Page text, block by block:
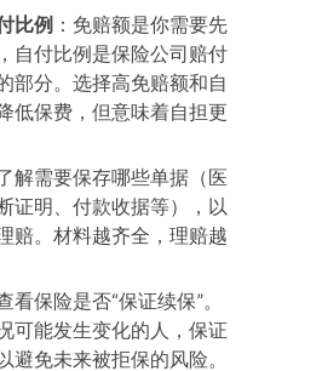
比例 ：免赔额是你需要先
自付比例是保险公司赔付
部分。选择高免赔额和自
低保费，但意味着自担更
解需要保存哪些单据（医
证明、付款收据等），以
赔。材料越齐全，理赔越
看保险是否“保证续保”。
可能发生变化的人，保证
避免未来被拒保的风险。